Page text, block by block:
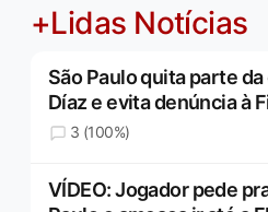
+Lidas Notícias
São Paulo quita parte
Díaz e evita denúncia à
3 (100%)
VÍDEO: Jogador pede